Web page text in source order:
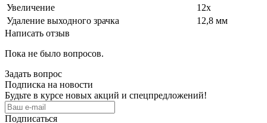
Увеличение
12х
Удаление выходного зрачка
12,8 мм
Написать отзыв
Пока не было вопросов.
Задать вопрос
Подписка на новости
Будьте в курсе новых акций и спецпредложений!
Подписаться